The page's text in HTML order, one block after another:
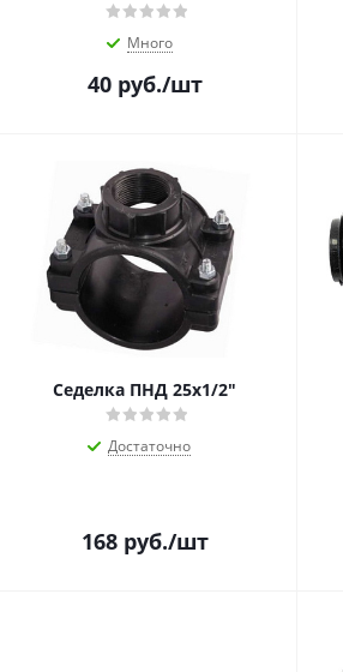
Много
40руб./шт
Седелка ПНД 25х1/2"
Достаточно
168руб./шт